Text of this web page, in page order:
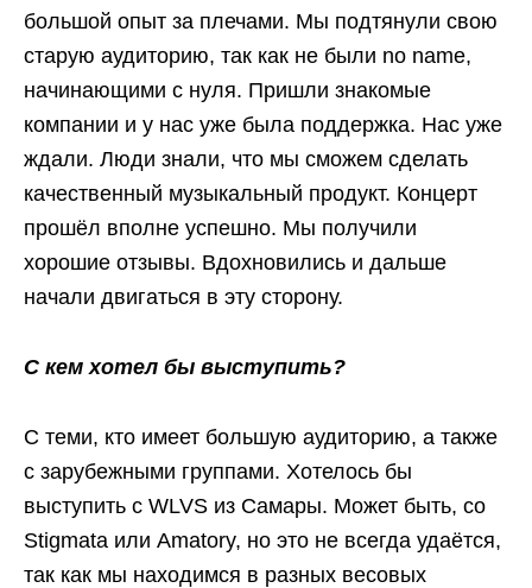
большой опыт за плечами. Мы подтянули свою
старую аудиторию, так как не были no name,
начинающими с нуля. Пришли знакомые
компании и у нас уже была поддержка. Нас уже
ждали. Люди знали, что мы сможем сделать
качественный музыкальный продукт. Концерт
прошёл вполне успешно. Мы получили
хорошие отзывы. Вдохновились и дальше
начали двигаться в эту сторону.
С кем хотел бы выступить?
С теми, кто имеет большую аудиторию, а также
с зарубежными группами. Хотелось бы
выступить с WLVS из Самары. Может быть, со
Stigmata или Amatory, но это не всегда удаётся,
так как мы находимся в разных весовых